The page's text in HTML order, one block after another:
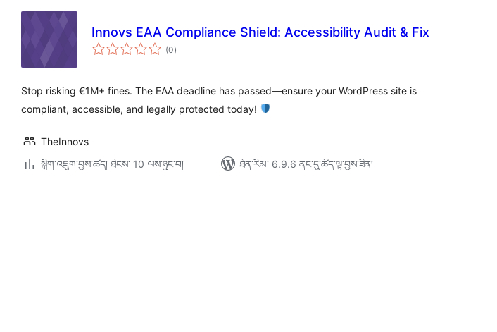
Innovs EAA Compliance Shield: Accessibility Audit & Fix
(0གདེང་
འཇོག་
)
Stop risking €1M+ fines. The EAA deadline has passed—ensure your WordPress site is
compliant, accessible, and legally protected today!
TheInnovs
སྒྲིག་འཇུག་བྱས་ཚད། ཐེངས་ 10 ལས་ཉུང་བ།
ཐོན་རིམ་ 6.9.6 ནང་དུ་ཚོད་ལྟ་བྱས་ཟིན།